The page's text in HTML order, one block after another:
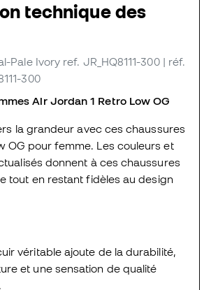
technique des
Pale Ivory ref. JR_HQ8111-300 | réf.
300
Air Jordan 1 Retro Low OG
la grandeur avec ces chaussures
OG pour femme. Les couleurs et
donnent à ces chaussures
tout en restant fidèles au design
véritable ajoute de la durabilité,
et une sensation de qualité